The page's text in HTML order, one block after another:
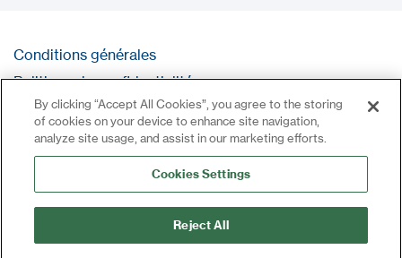
Conditions générales
Politique de confidentialité
Contact
Se connecter
Plan du site
By clicking “Accept All Cookies”, you agree to the storing
of cookies on your device to enhance site navigation,
analyze site usage, and assist in our marketing efforts.
Cookies Settings
Reject All